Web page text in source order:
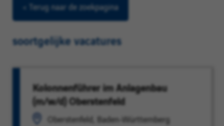
< Terug naar de zoekpagina
soortgelijke vacatures
Kolonnenführer im Anlagenbau
(m/w/d) Oberstenfeld
Oberstenfeld, Baden-Württemberg